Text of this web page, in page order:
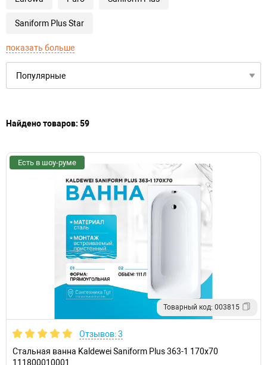
Saniform Plus Star
показать больше
Найдено товаров: 59
Есть в шоу-руме
Товарный код: 003815
Отзывов: 3
Стальная ванна Kaldewei Saniform Plus 363-1 170x70
111800010001